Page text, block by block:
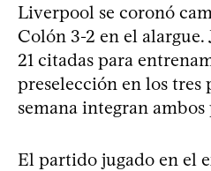
Liverpool se coronó
Colón 3-2 en el alargue.
21 citadas para
preselección en los tres
semana integran
El partido jugado en el